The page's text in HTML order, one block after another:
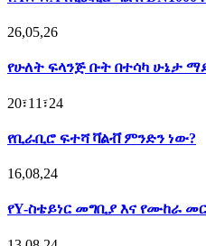
26,05,26
የሁለት ፍላንጅ ቡት በተሳካ ሁኔታ
20፣11፣24
የቢራቢሮ ፍተሻ ቫልቭ ምንድን ነው?
16,08,24
የY-ስቴይነር መግቢያ እና የሙከራ